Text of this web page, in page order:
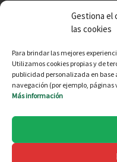
Gestiona el
las cookies
Para brindar las mejores
Utilizamos cookies propias y de
publicidad personalizada en base
navegación (por ejemplo, páginas
Más información
Política de CdC
Política de Privacidad